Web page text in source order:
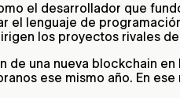
el desarrollador que
lenguaje de
los proyectos rivales
una nueva blockchain
ese mismo año. En ese